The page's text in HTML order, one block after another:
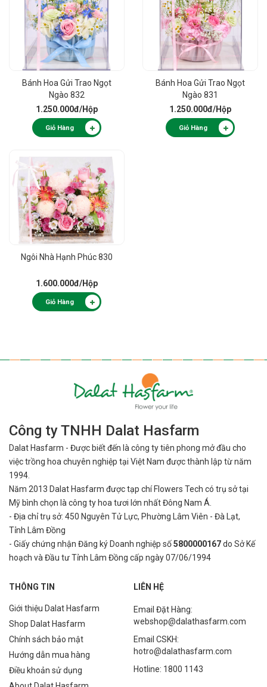
Bánh Hoa Gửi Trao Ngọt
Ngào 832
1.250.000đ/Hộp
Giỏ Hàng
Bánh Hoa Gửi Trao Ngọt
Ngào 831
1.250.000đ/Hộp
Giỏ Hàng
Ngôi Nhà Hạnh Phúc 830
1.600.000đ/Hộp
Giỏ Hàng
Công ty TNHH Dalat Hasfarm
Dalat Hasfarm - Được biết đến là công ty tiên phong mở đầu cho
việctrồng hoa chuyên nghiệp tại Việt Nam được thành lập từ năm
1994.
Năm 2013 Dalat Hasfarm được tạp chí Flowers Tech có trụ sở tại
Mỹ bình chọn là công ty hoa tươi lớn nhất Đông Nam Á.
- Địa chỉ trụ sở: 450 Nguyên Tử Lực, Phường Lâm Viên - Đà Lạt,
Tỉnh Lâm Đồng
- Giấy chứng nhận Đăng ký Doanh nghiệp số5800000167do Sở Kế
hoạch và Đầu tư Tỉnh Lâm Đồng cấp ngày 07/06/1994
THÔNG TIN
Giới thiệu Dalat Hasfarm
Shop Dalat Hasfarm
Chính sách bảo mật
Hướng dẫn mua hàng
Điều khoản sử dụng
LIÊN HỆ
Email Đặt Hàng:
webshop@dalathasfarm.com
Email CSKH:
hotro@dalathasfarm.com
Hotline: 1800 1143